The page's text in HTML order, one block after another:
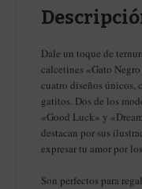
Dale un toque de
calcetines «Gato
cuatro diseños únicos,
gatitos. Dos de los
«Good Luck» y
destacan por sus
expresar tu amor por
Son perfectos para